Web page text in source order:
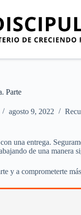
Parte
agosto 9, 2022
una entrega.
de una manera
y a comprometerte